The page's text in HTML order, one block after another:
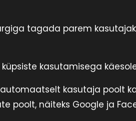
tagada parem
kasutamisega
kasutaja poolt
poolt, näiteks Google ja